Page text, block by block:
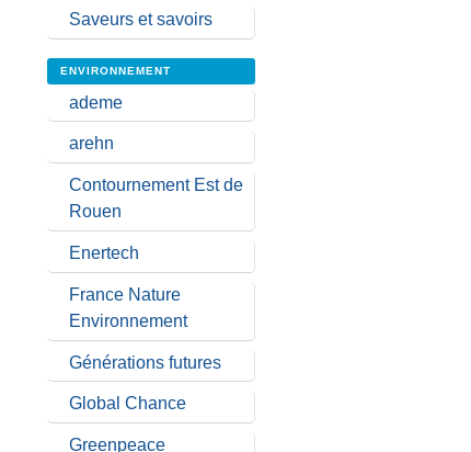
Saveurs et savoirs
ENVIRONNEMENT
ademe
arehn
Contournement Est de
Rouen
Enertech
France Nature
Environnement
Générations futures
Global Chance
Greenpeace